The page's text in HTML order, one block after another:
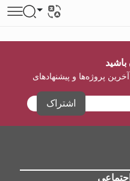
پروژه‌ها و پیشنهادهای
اشتراک